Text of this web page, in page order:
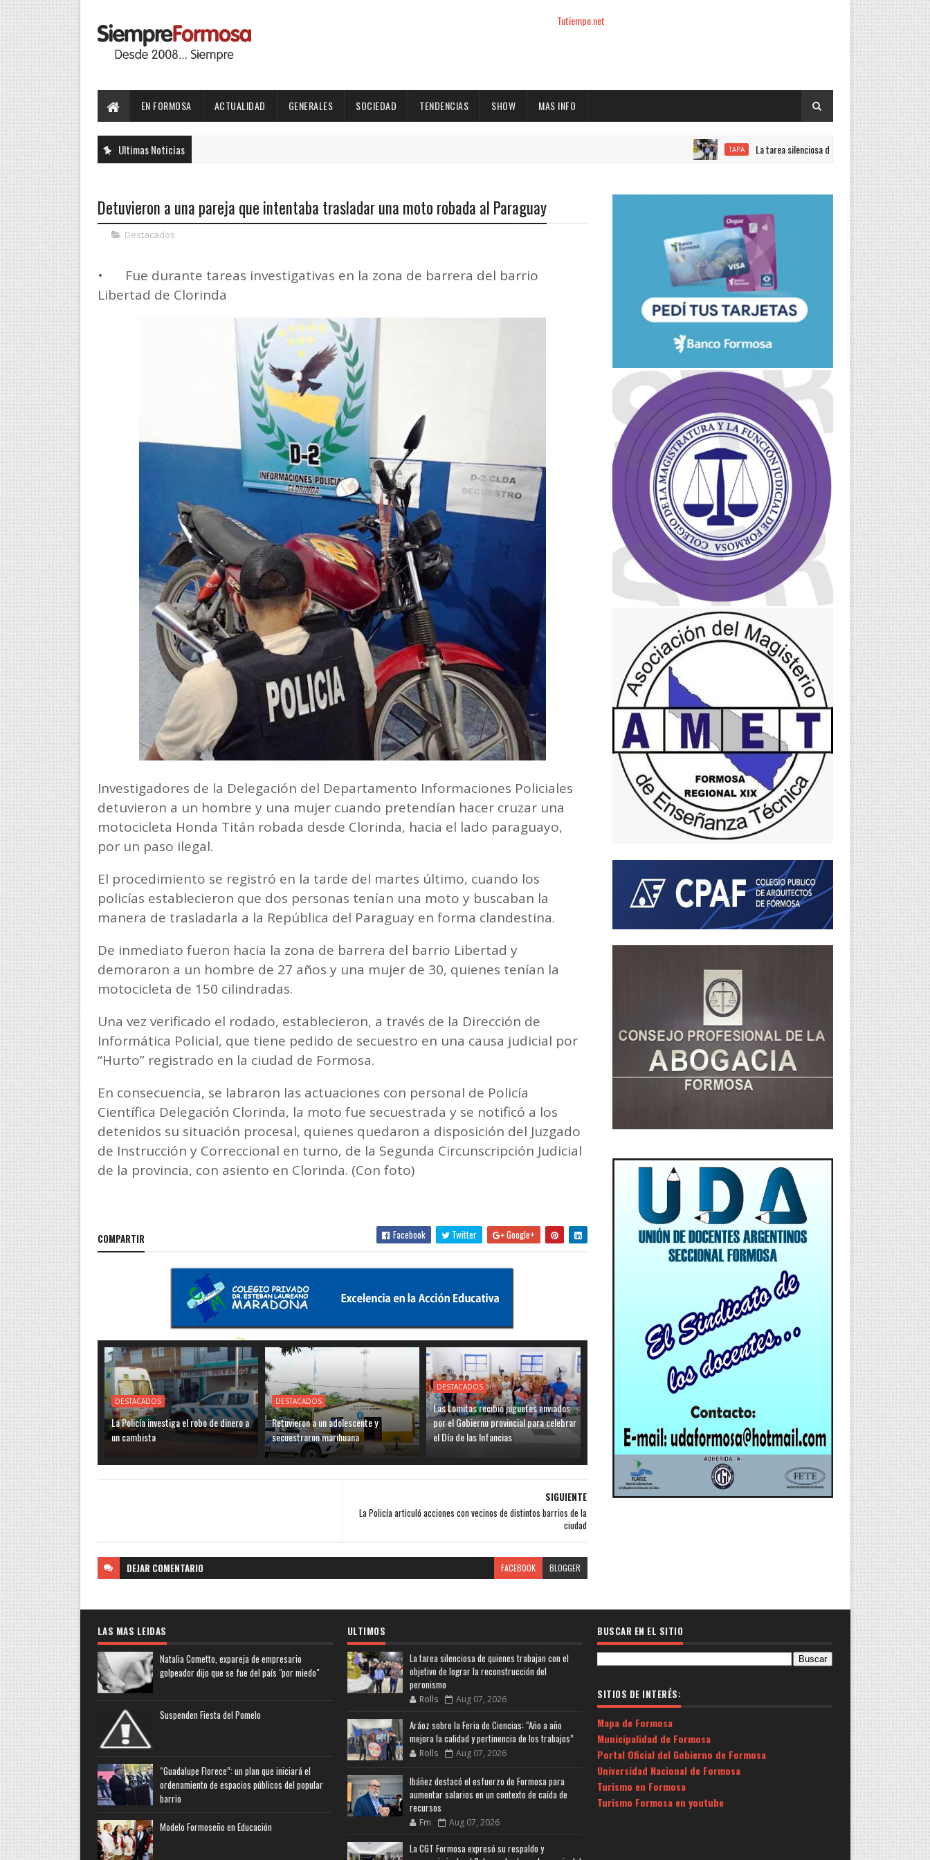
Tutiempo.net
EN FORMOSA ACTUALIDAD GENERALES SOCIEDAD TENDENCIAS SHOW MAS INFO
Ultimas Noticias TAPA La tarea silenciosa de quienes trabajan con el objetivo
Detuvieron a una pareja que intentaba trasladar una moto robada al Paraguay
Destacados
•
Fue durante tareas investigativas en la zona de barrera del barrio
Libertad de Clorinda
Investigadores de la Delegación del Departamento Informaciones Policiales
detuvieron a un hombre y una mujer cuando pretendían hacer cruzar una
motocicleta Honda Titán robada desde Clorinda, hacia el lado paraguayo,
por un paso ilegal.
El procedimiento se registró en la tarde del martes último, cuando los
policías establecieron que dos personas tenían una moto y buscaban la
manera de trasladarla a la República del Paraguay en forma clandestina.
De inmediato fueron hacia la zona de barrera del barrio Libertad y
demoraron a un hombre de 27 años y una mujer de 30, quienes tenían la
motocicleta de 150 cilindradas.
Una vez verificado el rodado, establecieron, a través de la Dirección de
Informática Policial, que tiene pedido de secuestro en una causa judicial por
“Hurto” registrado en la ciudad de Formosa.
En consecuencia, se labraron las actuaciones con personal de Policía
Científica Delegación Clorinda, la moto fue secuestrada y se notificó a los
detenidos su situación procesal, quienes quedaron a disposición del Juzgado
de Instrucción y Correccional en turno, de la Segunda Circunscripción Judicial
de la provincia, con asiento en Clorinda. (Con foto)
COMPARTIR Facebook Twitter Google+
DESTACADOS
La Policía investiga el robo de dinero a
un cambista
DESTACADOS
Retuvieron a un adolescente y
secuestraron marihuana
DESTACADOS
Las Lomitas recibió juguetes enviados
por el Gobierno provincial para celebrar
el Día de las Infancias
SIGUIENTE
La Policía articuló acciones con vecinos de distintos barrios de la
ciudad
DEJAR COMENTARIO FACEBOOK BLOGGER
LAS MAS LEIDAS
Natalia Cometto, expareja de empresario
golpeador dijo que se fue del país "por miedo"
Suspenden Fiesta del Pomelo
“Guadalupe Florece”: un plan que iniciará el
ordenamiento de espacios públicos del popular
barrio
Modelo Formoseño en Educación
ULTIMOS
La tarea silenciosa de quienes trabajan con el
objetivo de lograr la reconstrucción del
peronismo
Rolls Aug 07, 2026
Aráoz sobre la Feria de Ciencias: “Año a año
mejora la calidad y pertinencia de los trabajos”
Rolls Aug 07, 2026
Ibáñez destacó el esfuerzo de Formosa para
aumentar salarios en un contexto de caída de
recursos
Fm Aug 07, 2026
La CGT Formosa expresó su respaldo y
BUSCAR EN EL SITIO
SITIOS DE INTERÉS:
Mapa de Formosa
Municipalidad de Formosa
Portal Oficial del Gobierno de Formosa
Universidad Nacional de Formosa
Turismo en Formosa
Turismo Formosa en youtube